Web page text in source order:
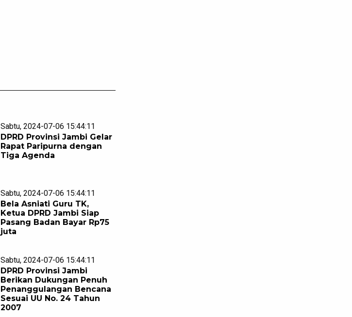
Sabtu, 2024-07-06 15:44:11
DPRD Provinsi Jambi Gelar
Rapat Paripurna dengan
Tiga Agenda
Sabtu, 2024-07-06 15:44:11
Bela Asniati Guru TK,
Ketua DPRD Jambi Siap
Pasang Badan Bayar Rp75
juta
Sabtu, 2024-07-06 15:44:11
DPRD Provinsi Jambi
Berikan Dukungan Penuh
Penanggulangan Bencana
Sesuai UU No. 24 Tahun
2007